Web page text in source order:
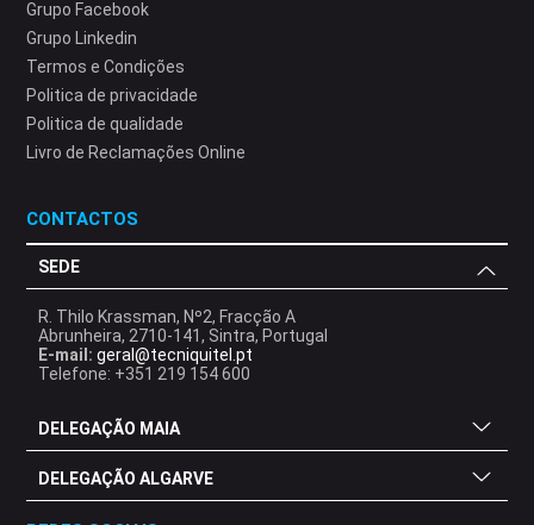
Grupo Facebook
Grupo Linkedin
Termos e Condições
Politica de privacidade
Politica de qualidade
Livro de Reclamações Online
CONTACTOS
SEDE
R. Thilo Krassman, Nº2, Fracção A
Abrunheira, 2710-141, Sintra, Portugal
E-mail: geral@tecniquitel.pt
Telefone: +351 219 154 600
DELEGAÇÃO MAIA
DELEGAÇÃO ALGARVE